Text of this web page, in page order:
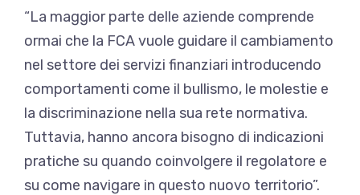
“La maggior parte delle aziende comprende
ormai che la FCA vuole guidare il cambiamento
nel settore dei servizi finanziari introducendo
comportamenti come il bullismo, le molestie e
la discriminazione nella sua rete normativa.
Tuttavia, hanno ancora bisogno di indicazioni
pratiche su quando coinvolgere il regolatore e
su come navigare in questo nuovo territorio”.